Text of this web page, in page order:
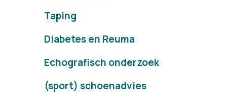
Taping
Diabetes en Reuma
Echografisch onderzoek
(sport) schoenadvies